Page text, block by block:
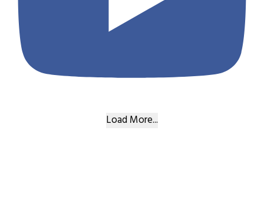
Load More...